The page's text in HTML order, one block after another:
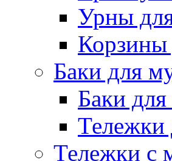
Урны
Корзины
Баки для
Баки
Тележки
Тележки с